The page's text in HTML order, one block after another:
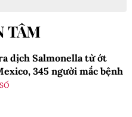
TÂM
dịch Salmonella từ ớt
345 người mắc bệnh